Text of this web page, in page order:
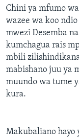
Chini ya mfumo
wazee wa koo
mwezi Desemba
kumchagua rais
mbili
mabishano juu ya
muundo wa tume
kura.
Makubaliano hayo